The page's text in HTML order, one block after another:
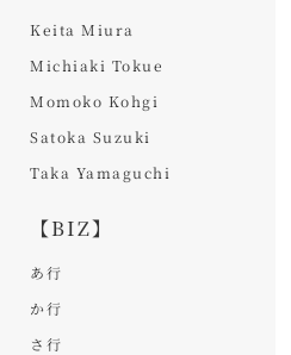
Keita Miura
Michiaki Tokue
Momoko Kohgi
Satoka Suzuki
Taka Yamaguchi
【BIZ】
あ行
か行
さ行